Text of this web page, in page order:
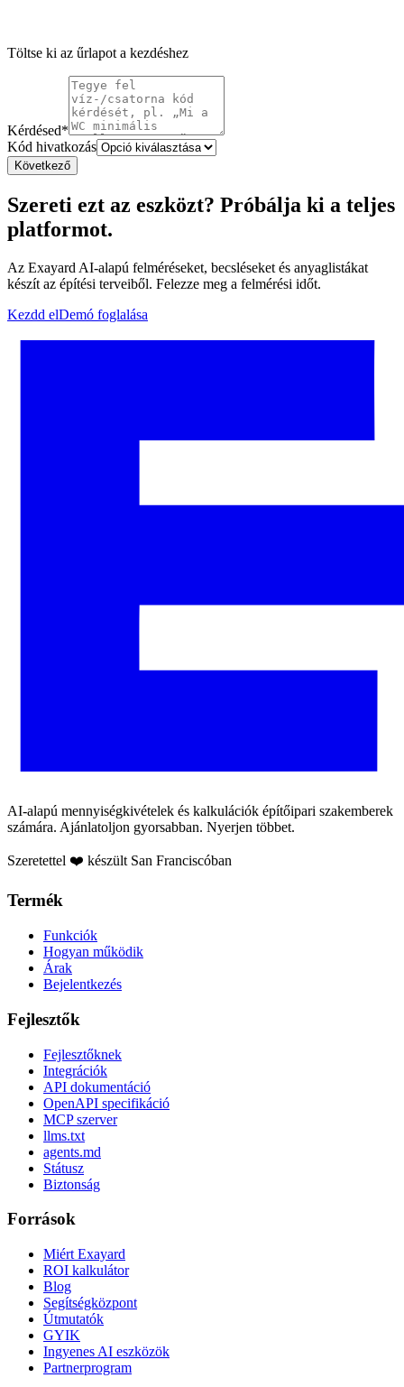
Töltse ki az űrlapot a kezdéshez
Kérdésed*
Kód hivatkozás
Következő
Szereti ezt az eszközt? Próbálja ki a teljes
platformot.
Az Exayard AI-alapú felméréseket, becsléseket és anyaglistákat
készít az építési terveiből. Felezze meg a felmérési időt.
Kezdd elDemó foglalása
AI-alapú mennyiségkivételek és kalkulációk építőipari szakemberek
számára. Ajánlatoljon gyorsabban. Nyerjen többet.
Szeretettel ❤️ készült San Franciscóban
Termék
Funkciók
Hogyan működik
Árak
Bejelentkezés
Fejlesztők
Fejlesztőknek
Integrációk
API dokumentáció
OpenAPI specifikáció
MCP szerver
llms.txt
agents.md
Státusz
Biztonság
Források
Miért Exayard
ROI kalkulátor
Blog
Segítségközpont
Útmutatók
GYIK
Ingyenes AI eszközök
Partnerprogram